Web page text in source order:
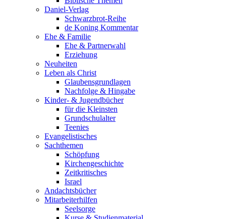
Daniel-Verlag
Schwarzbrot-Reihe
de Koning Kommentar
Ehe & Familie
Ehe & Partnerwahl
Erziehung
Neuheiten
Leben als Christ
Glaubensgrundlagen
Nachfolge & Hingabe
Kinder- & Jugendbücher
für die Kleinsten
Grundschulalter
Teenies
Evangelistisches
Sachthemen
Schöpfung
Kirchengeschichte
Zeitkritisches
Israel
Andachtsbücher
Mitarbeiterhilfen
Seelsorge